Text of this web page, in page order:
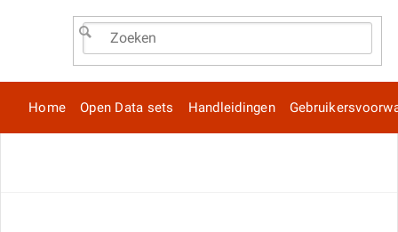
Home Open Data sets Handleidingen